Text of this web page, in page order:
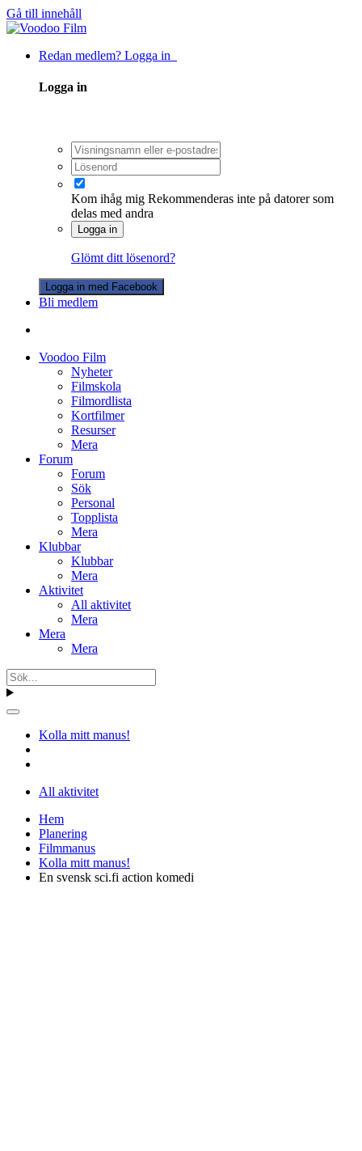
Gå till innehåll
Redan medlem? Logga in
Logga in
Kom ihåg mig Rekommenderas inte på datorer som
delas med andra
Logga in
Glömt ditt lösenord?
Logga in med Facebook
Bli medlem
Voodoo Film
Nyheter
Filmskola
Filmordlista
Kortfilmer
Resurser
Mera
Forum
Forum
Sök
Personal
Topplista
Mera
Klubbar
Klubbar
Mera
Aktivitet
All aktivitet
Mera
Mera
Mera
Kolla mitt manus!
All aktivitet
Hem
Planering
Filmmanus
Kolla mitt manus!
En svensk sci.fi action komedi